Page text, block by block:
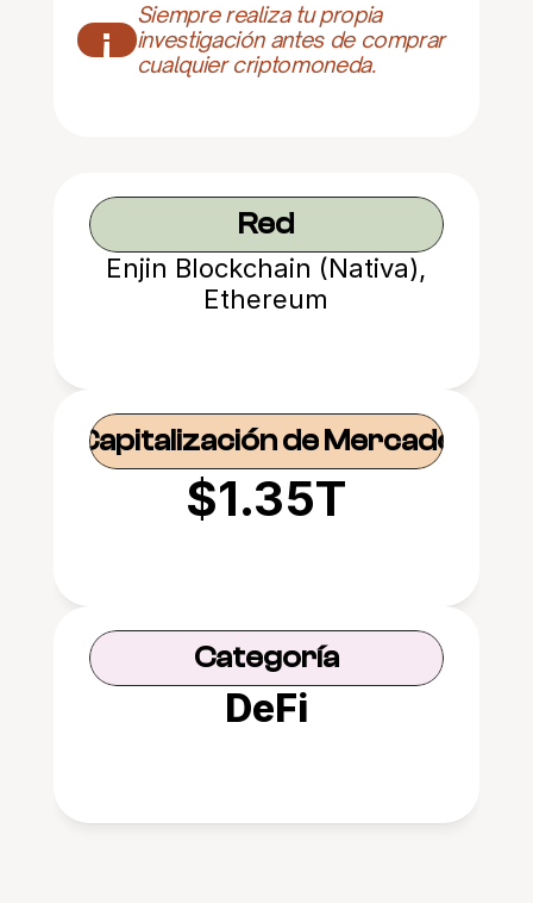
¡
Siempre realiza tu propia
investigación antes de comprar
cualquier criptomoneda.
Red
Enjin Blockchain (Nativa),
Ethereum
Capitalización de Mercado
$1.35T
Categoría
DeFi